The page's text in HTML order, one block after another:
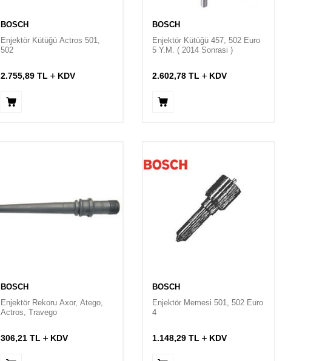
BOSCH
Enjektör Kütüğü Actros 501,
502
2.755,89 TL KDV
BOSCH
Enjektör Kütüğü 457, 502 Euro
5 Y.M. ( 2014 Sonrasi )
2.602,78 TL KDV
BOSCH
Enjektör Rekoru Axor, Atego,
Actros, Travego
306,21 TL KDV
BOSCH
Enjektör Memesi 501, 502 Euro
4
1.148,29 TL KDV